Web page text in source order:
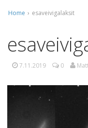
Home › esaveivigalaksit
7.11.2019 0